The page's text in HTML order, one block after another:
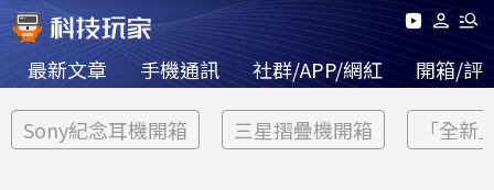
最新文章 手機通訊 社群/APP/網紅 開箱/評
Sony紀念耳機開箱 三星摺疊機開箱 「全新